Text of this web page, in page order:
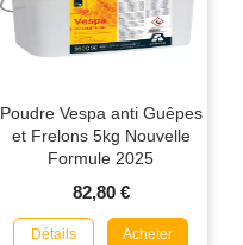
Poudre Vespa anti Guêpes
et Frelons 5kg Nouvelle
Formule 2025
82,80 €
Détails Acheter